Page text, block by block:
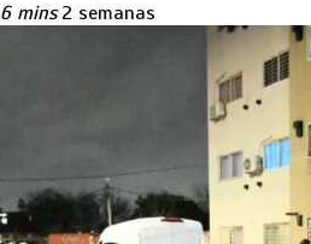
6 mins 2 semanas